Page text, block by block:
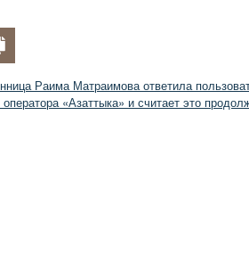
Раима Матраимова ответила
«Азаттыка» и считает это